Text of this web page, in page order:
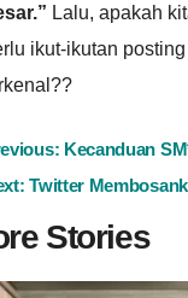
Lalu, apakah
ikut-ikutan
Kecanduan
Twitter
Stories